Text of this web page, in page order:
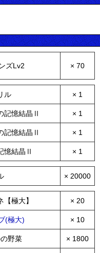
ズLv2 × 70
ル × 1
記憶結晶Ⅱ × 1
記憶結晶Ⅱ × 1
憶結晶Ⅱ × 1
× 20000
【極大】 × 20
(極大) × 10
野菜 × 1800